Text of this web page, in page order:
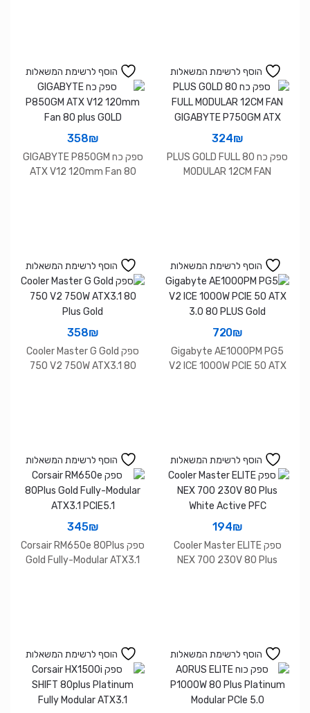
הוסף לרשימת המשאלות
324₪
ספק כח 80 PLUS GOLD FULL
MODULAR 12CM FAN
הוסף לרשימת המשאלות
358₪
ספק כח GIGABYTE P850GM
ATX V12 120mm Fan 80
הוסף לרשימת המשאלות
720₪
Gigabyte AE1000PM PG5
V2 ICE 1000W PCIE 50 ATX
הוסף לרשימת המשאלות
358₪
ספק Cooler Master G Gold
750 V2 750W ATX3.1 80
הוסף לרשימת המשאלות
194₪
ספק Cooler Master ELITE
NEX 700 230V 80 Plus
הוסף לרשימת המשאלות
345₪
ספק Corsair RM650e 80Plus
Gold Fully-Modular ATX3.1
הוסף לרשימת המשאלות הוסף לרשימת המשאלות